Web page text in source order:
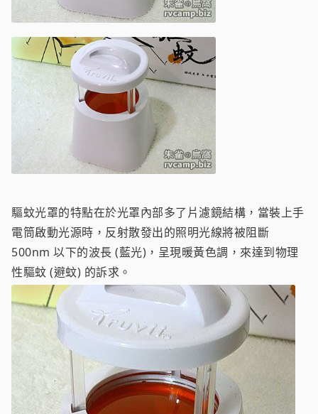
驅蚊光罩的特點在於光罩內部多了片濾鏡結構，當裝上手
電筒啟動光源時，反射散發出的照明光線將被阻斷
500nm 以下的波長 (藍光)，呈現暖黃色調，來達到物理
性驅蚊 (避蚊) 的訴求。